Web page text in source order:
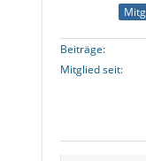
Beiträge
Mitglied seit